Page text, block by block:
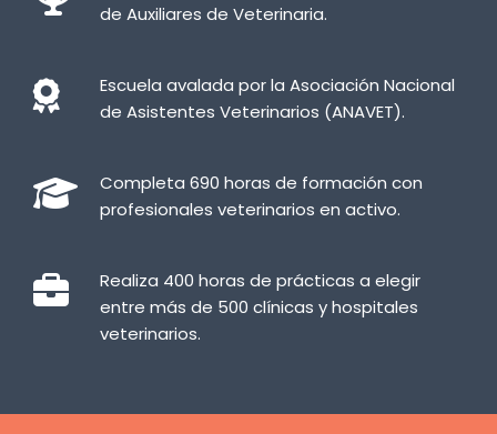
de Auxiliares de Veterinaria.
Escuela avalada por la Asociación Nacional
de Asistentes Veterinarios (ANAVET).
Completa 690 horas de formación con
profesionales veterinarios en activo.
Realiza 400 horas de prácticas a elegir
entre más de 500 clínicas y hospitales
veterinarios.